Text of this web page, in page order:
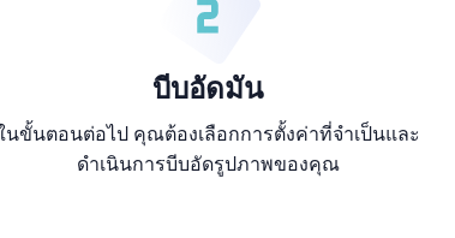
บีบอัดมัน
นขั้นตอนต่อไป คุณต้องเลือกการตั้งค่าที่จำเป็นและ
ดำเนินการบีบอัดรูปภาพของคุณ